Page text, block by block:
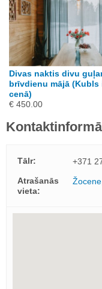
Divas naktis divu
brīvdienu mājā (Kubls
cenā)
€ 450.00
Tālr:
+371
Atrašanās
vieta: